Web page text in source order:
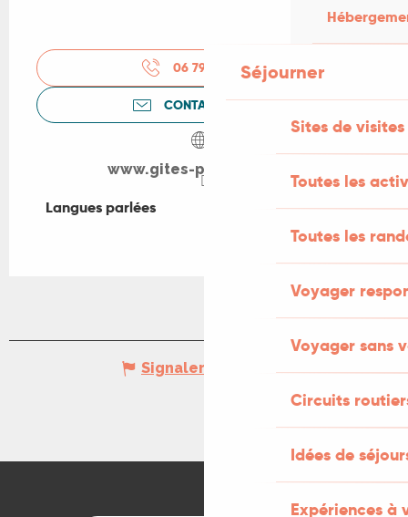
Séjourner
Sites de visites
Toutes les
Toutes les
Voyager
Voyager sans
Circuits
Idées de
Expériences à
06 79 94 39▒▒
CONTACTEZ-NOUS
www.gites-peyrilles.com
Langues parlées
Langues parlées
Signaler une erreur